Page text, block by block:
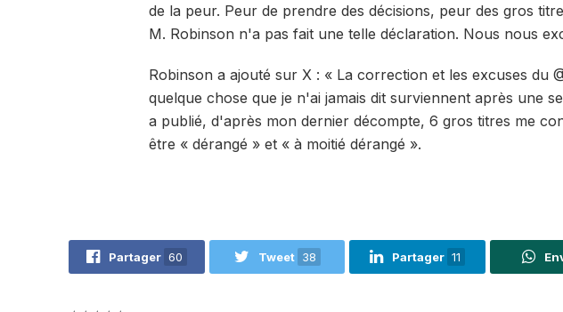
de la peur. Peur de prendre des décisions, peur des gros
M. Robinson n'a pas fait une telle déclaration. Nous nous
Robinson a ajouté sur X : « La correction et les excuses du
quelque chose que je n'ai jamais dit surviennent après une
a publié, d'après mon dernier décompte, 6 gros titres me
être « dérangé » et « à moitié dérangé ».
Partager 60 Tweet 38 Partager 11